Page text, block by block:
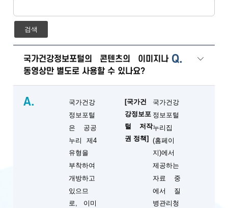
검색
Q.
국가건강정보포털의 콘텐츠의 이미지나
동영상만 별도로 사용할 수 있나요?
A.
국가건강
정보포털
은 공공
누리 제4
유형을
부착하여
개방하고
있으므
로, 이미
[국가건
강정보포
털 저작
권 정책]
국가건강
정보포털
누리집
(홈페이
지)에서
제공하는
자료 중
에서 질
병관리청